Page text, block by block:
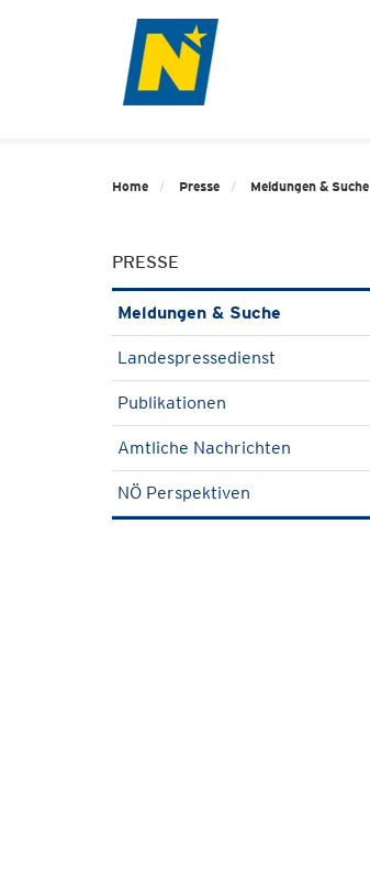
Home Presse Meldungen & Suche
PRESSE
Meldungen & Suche
Landespressedienst
Publikationen
Amtliche Nachrichten
NÖ Perspektiven